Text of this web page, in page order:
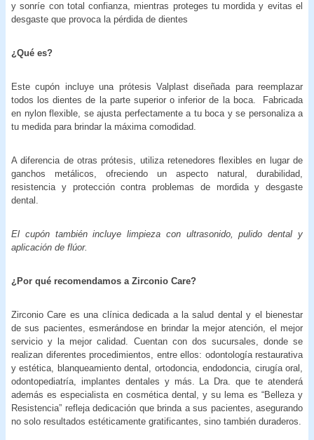
y sonríe con total confianza, mientras proteges tu mordida y evitas el
desgaste que provoca la pérdida de dientes
¿Qué es?
Este cupón incluye una prótesis Valplast diseñada para reemplazar
todos los dientes de la parte superior o inferior de la boca. Fabricada
en nylon flexible, se ajusta perfectamente a tu boca y se personaliza a
tu medida para brindar la máxima comodidad.
A diferencia de otras prótesis, utiliza retenedores flexibles en lugar de
ganchos metálicos, ofreciendo un aspecto natural, durabilidad,
resistencia y protección contra problemas de mordida y desgaste
dental.
El cupón también incluye limpieza con ultrasonido, pulido dental y
aplicación de flúor.
¿Por qué recomendamos a Zirconio Care?
Zirconio Care es una clínica dedicada a la salud dental y el bienestar
de sus pacientes, esmerándose en brindar la mejor atención, el mejor
servicio y la mejor calidad. Cuentan con dos sucursales, donde se
realizan diferentes procedimientos, entre ellos: odontología restaurativa
y estética, blanqueamiento dental, ortodoncia, endodoncia, cirugía oral,
odontopediatría, implantes dentales y más. La Dra. que te atenderá
además es especialista en cosmética dental, y su lema es “Belleza y
Resistencia” refleja dedicación que brinda a sus pacientes, asegurando
no solo resultados estéticamente gratificantes, sino también duraderos.